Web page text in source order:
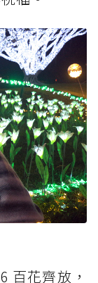
百花齊放，